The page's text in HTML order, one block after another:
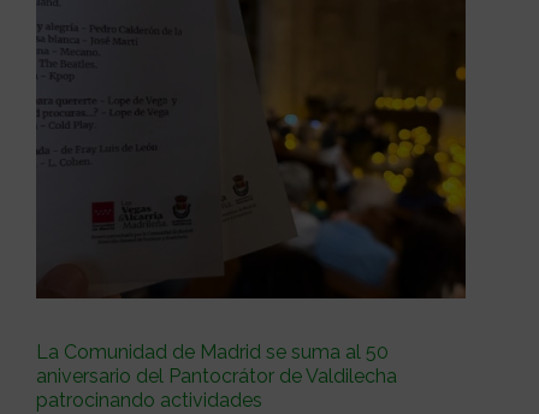
La Comunidad de Madrid se suma al 50
aniversario del Pantocrátor de Valdilecha
patrocinando actividades